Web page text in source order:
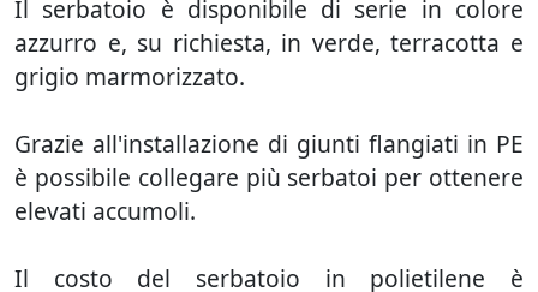
Il serbatoio è disponibile di serie in colore
azzurro e, su richiesta, in verde, terracotta e
grigio marmorizzato.
Grazie all'installazione di giunti flangiati in PE
è possibile collegare più serbatoi per ottenere
elevati accumoli.
Il costo del serbatoio in polietilene è